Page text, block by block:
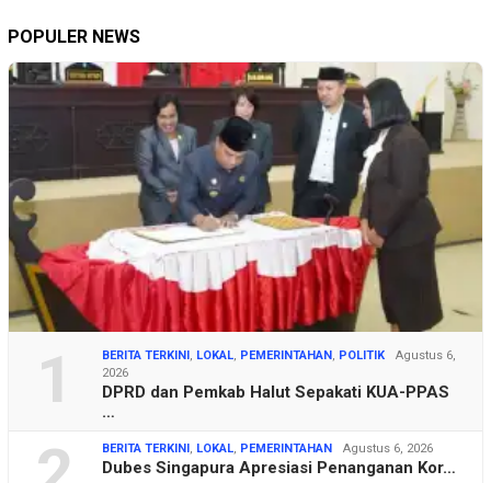
POPULER NEWS
1 BERITA TERKINI LOKAL PEMERINTAHAN POLITIK
Agustus 6,
2026
DPRD dan Pemkab Halut Sepakati KUA-PPAS
…
BERITA TERKINI LOKAL PEMERINTAHAN Agustus 6, 2026
Dubes Singapura Apresiasi Penanganan Kor…